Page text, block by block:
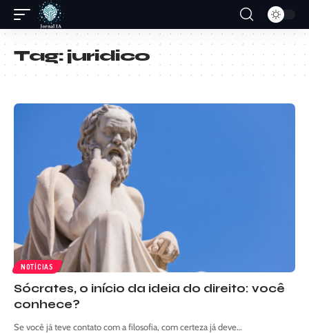
Tag:juridico
NOTÍCIAS
Sócrates, o início da ideia do direito: você
conhece?
Se você já teve contato com a filosofia, com certeza já deve…